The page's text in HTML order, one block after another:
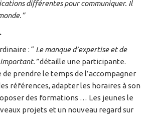
différentes pour communiquer. Il
: “ Le manque d’expertise et de
important.”détaille une participante.
prendre le temps de l’accompagner
références, adapter les horaires à son
des formations … Les jeunes le
projets et un nouveau regard sur